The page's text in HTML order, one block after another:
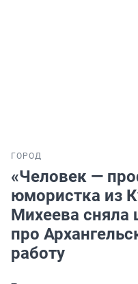
ГОРОД
«Человек —
юмористка из
Михеева сняла
про
работу